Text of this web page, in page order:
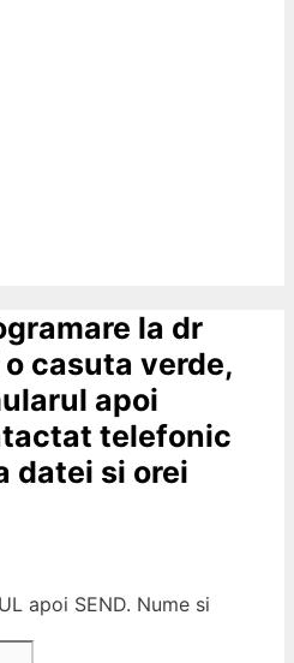
la dr
casuta verde,
apoi
telefonic
datei si orei
apoi SEND. Nume si